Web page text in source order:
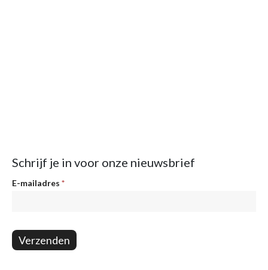
Schrijf je in voor onze nieuwsbrief
Nieuwsbrief
E-mailadres *
Verzenden